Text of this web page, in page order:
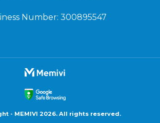
Number: 300895547
- MEMIVI 2026. All rights reserved.